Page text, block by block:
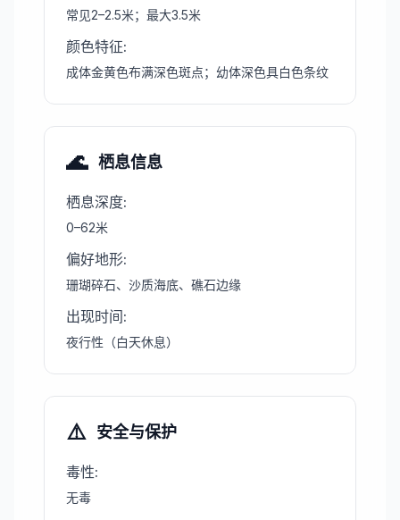
常见2–2.5米；最大3.5米
颜色特征:
成体金黄色布满深色斑点；幼体深色具白色条纹
🌊 栖息信息
栖息深度:
0–62米
偏好地形:
珊瑚碎石、沙质海底、礁石边缘
出现时间:
夜行性（白天休息）
⚠️ 安全与保护
毒性:
无毒